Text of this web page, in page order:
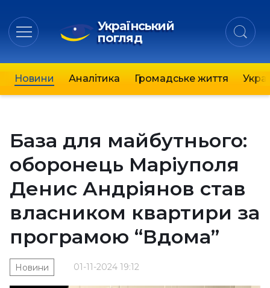
Український
погляд
Новини Аналітика Громадське життя
База для майбутнього:
оборонець Маріуполя
Денис Андріянов став
власником квартири за
програмою “Вдома”
01-11-2024 19:12
Новини